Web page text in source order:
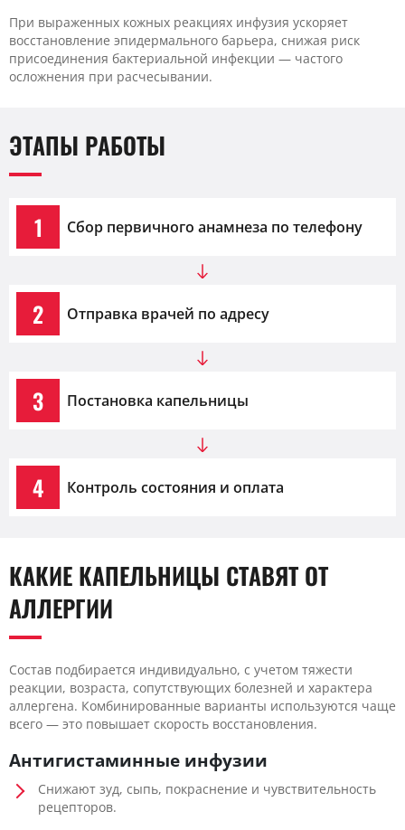
При выраженных кожных реакциях инфузия ускоряет
восстановление эпидермального барьера, снижая риск
присоединения бактериальной инфекции — частого
осложнения при расчесывании.
ЭТАПЫ РАБОТЫ
1 Сбор первичного анамнеза по телефону
2 Отправка врачей по адресу
3 Постановка капельницы
4 Контроль состояния и оплата
КАКИЕ КАПЕЛЬНИЦЫ СТАВЯТ ОТ
АЛЛЕРГИИ
Состав подбирается индивидуально, с учетом тяжести
реакции, возраста, сопутствующих болезней и характера
аллергена. Комбинированные варианты используются чаще
всего — это повышает скорость восстановления.
Антигистаминные инфузии
Снижают зуд, сыпь, покраснение и чувствительность
рецепторов.